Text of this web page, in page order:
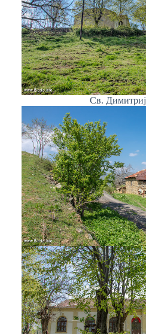
Св. Димитриј